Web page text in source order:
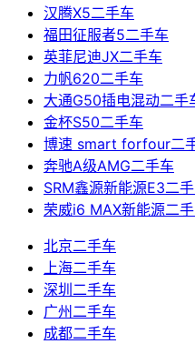
汉腾X5二手车
福田征服者5二手车
英菲尼迪JX二手车
力帆620二手车
大通G50插电混动二手
金杯S50二手车
博速 smart forfour二
奔驰A级AMG二手车
SRM鑫源新能源E3二
荣威i6 MAX新能源二
北京二手车
上海二手车
深圳二手车
广州二手车
成都二手车